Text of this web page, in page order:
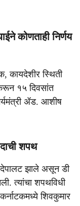
कोणताही निर्णय
कायदेशीर स्थिती
१५ दिवसांत
ॲड. आशीष
शपथ
झाले असून डी
त्यांचा शपथविधी
शिवकुमार